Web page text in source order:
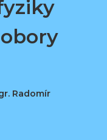
Radomír